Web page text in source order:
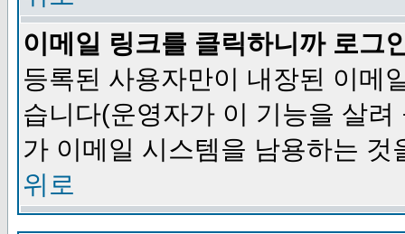
이메일 링크를 클릭하니까 로그
등록된 사용자만이 내장된 이메
습니다(운영자가 이 기능을 살
가 이메일 시스템을 남용하는 것
위로